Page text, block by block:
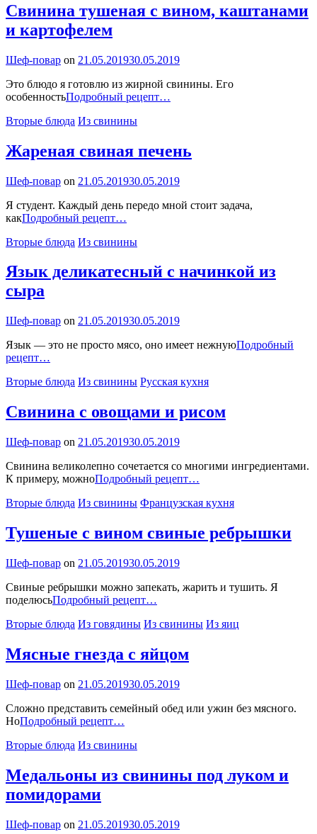
Свинина тушеная с вином, каштанами
и картофелем
By
Шеф-повар on 21.05.201930.05.2019
Это блюдо я готовлю из жирной свинины. Его
особенностьПодробный рецепт…
каштанами
и
Categories
Вторые блюда Из свинины
Жареная свиная печень
By
Шеф-повар on 21.05.201930.05.2019
Я студент. Каждый день передо мной стоит задача,
какПодробный рецепт…
печень
Categories
Вторые блюда Из свинины
Язык деликатесный с начинкой из
сыра
By
Шеф-повар on 21.05.201930.05.2019
Язык — это не просто мясо, оно имеет нежнуюПодробный
рецепт…
с
из
сыра
Categories
Вторые блюда Из свинины Русская кухня
Свинина с овощами и рисом
By
Шеф-повар on 21.05.201930.05.2019
Свинина великолепно сочетается со многими ингредиентами.
К примеру, можноПодробный рецепт…
овощами
рисом
Categories
Вторые блюда Из свинины Французская кухня
Тушеные с вином свиные ребрышки
By
Шеф-повар on 21.05.201930.05.2019
Свиные ребрышки можно запекать, жарить и тушить. Я
поделюсьПодробный рецепт…
вином
ребрышки
Categories
Вторые блюда Из говядины Из свинины Из яиц
Мясные гнезда с яйцом
By
Шеф-повар on 21.05.201930.05.2019
Сложно представить семейный обед или ужин без мясного.
НоПодробный рецепт…
с
Categories
Вторые блюда Из свинины
Медальоны из свинины под луком и
помидорами
By
Шеф-повар on 21.05.201930.05.2019